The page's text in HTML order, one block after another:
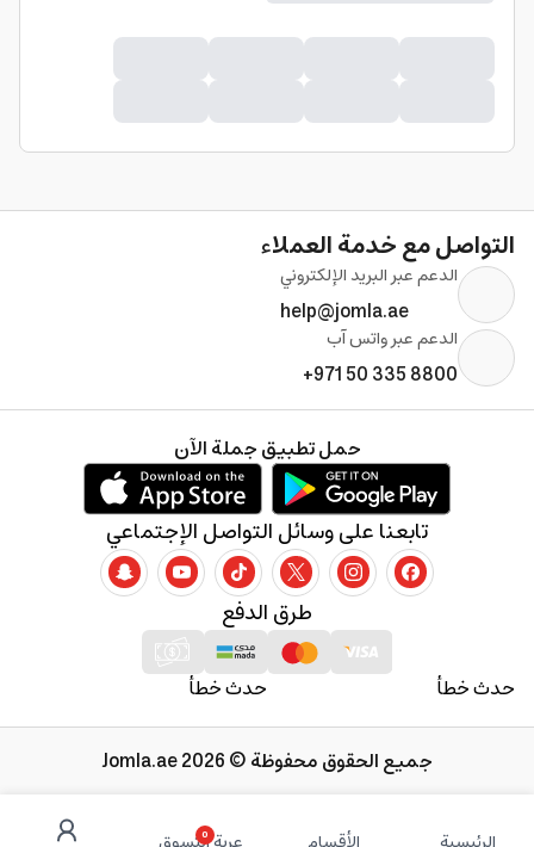
0
التواصل مع خدمة العملاء
الدعم عبر البريد الإلكتروني
help@jomla.ae
الدعم عبر واتس آب
+971 50 335 8800
حدث خطأ حدث خطأ
طرق الدفع
تابعنا على وسائل التواصل الإجتماعي
حمل تطبيق جملة الآن
جميع الحقوق محفوظة © 2026 Jomla.ae